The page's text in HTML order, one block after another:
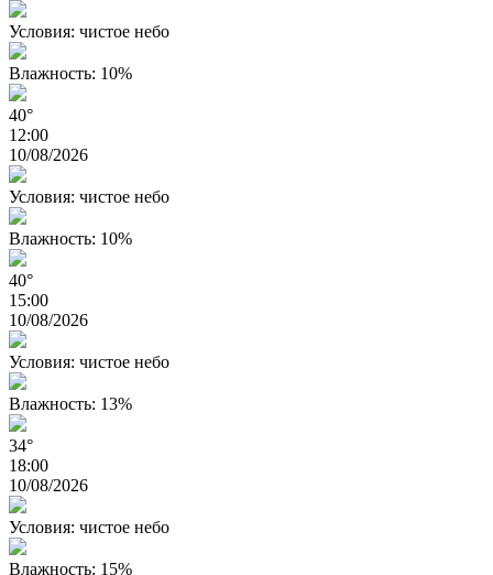
Условия: чистое небо
Влажность: 10%
40°
12:00
10/08/2026
Условия: чистое небо
Влажность: 10%
40°
15:00
10/08/2026
Условия: чистое небо
Влажность: 13%
34°
18:00
10/08/2026
Условия: чистое небо
Влажность: 15%